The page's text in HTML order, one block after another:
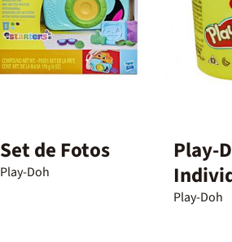
Set de Fotos
Play-Doh
Play-
Surtido
Play-Doh